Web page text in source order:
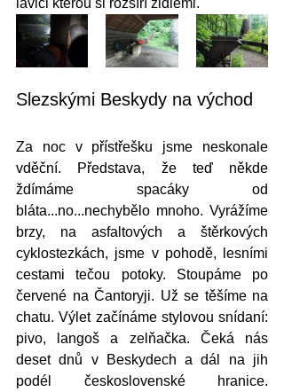
Slezskými Beskydy na východ
Za noc v přístřešku jsme neskonale
vděční. Představa, že teď někde
ždímáme spacáky od
bláta...no...nechybělo mnoho. Vyrážíme
brzy, na asfaltových a štěrkových
cyklostezkách, jsme v pohodě, lesními
cestami tečou potoky. Stoupáme po
červené na Čantoryji. Už se těšíme na
chatu. Výlet začínáme stylovou snídaní:
pivo, langoš a zelňačka. Čeká nás
deset dnů v Beskydech a dál na jih
podél československé hranice.